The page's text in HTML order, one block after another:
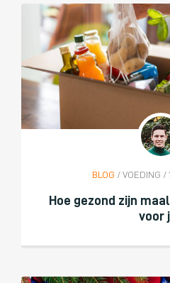
BLOG / VOEDING /
Hoe gezond zijn
voor